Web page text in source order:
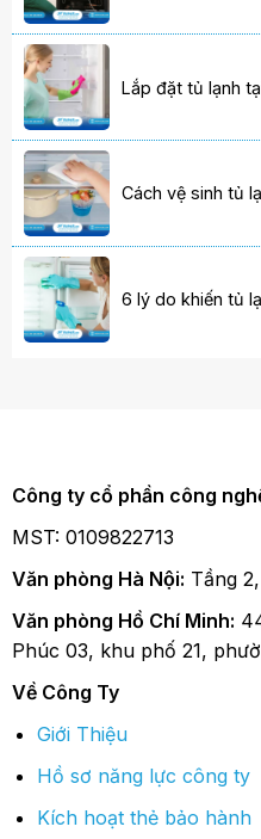
Lắp đặt tủ lạnh
Cách vệ sinh tủ
6 lý do khiến tủ
Công ty cổ phần công
MST: 0109822713
Văn phòng Hà Nội: Tầng
Văn phòng Hồ Chí Minh:
Phúc 03, khu phố 21,
Về Công Ty
Giới Thiệu
Hồ sơ năng lực công ty
Kích hoạt thẻ bảo hành